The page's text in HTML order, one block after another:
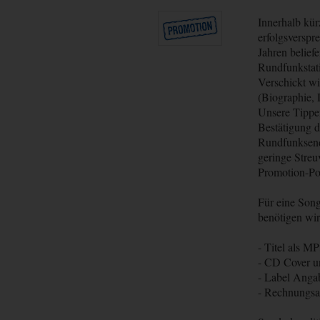
Innerhalb
Jahren
Verschickt
(Biographie,
Unsere
Bestätigung
geringe
Promotion-
Für eine
benötigen
- Titel als
- CD Cover
- Label
-